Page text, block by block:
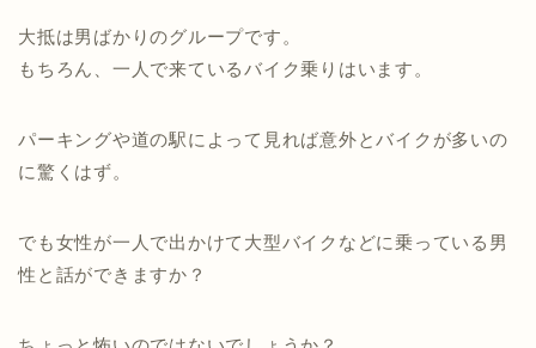
大抵は男ばかりのグループです。
もちろん、一人で来ているバイク乗りはいます。
パーキングや道の駅によって見れば意外とバイクが多いの
に驚くはず。
でも女性が一人で出かけて大型バイクなどに乗っている男
性と話ができますか？